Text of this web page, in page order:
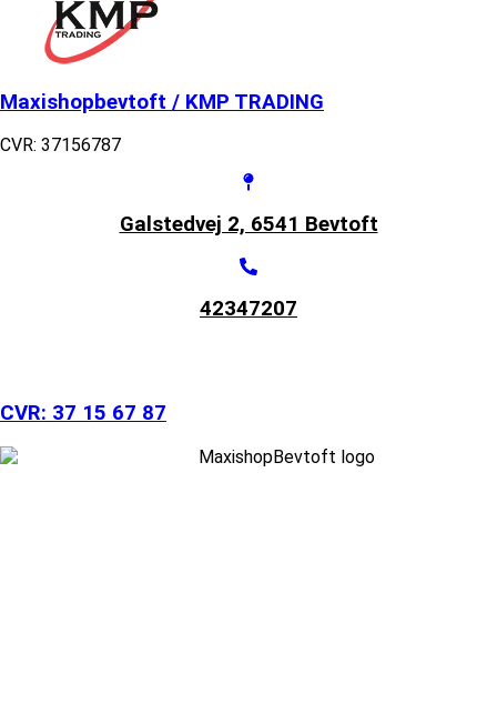
Maxishopbevtoft / KMP TRADING
CVR: 37156787
Galstedvej 2, 6541 Bevtoft
42347207
CVR: 37 15 67 87